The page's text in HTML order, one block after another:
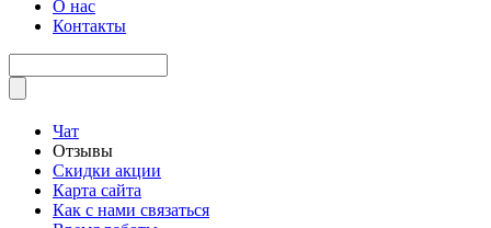
О нас
Контакты
Чат
Отзывы
Скидки акции
Карта сайта
Как с нами связаться